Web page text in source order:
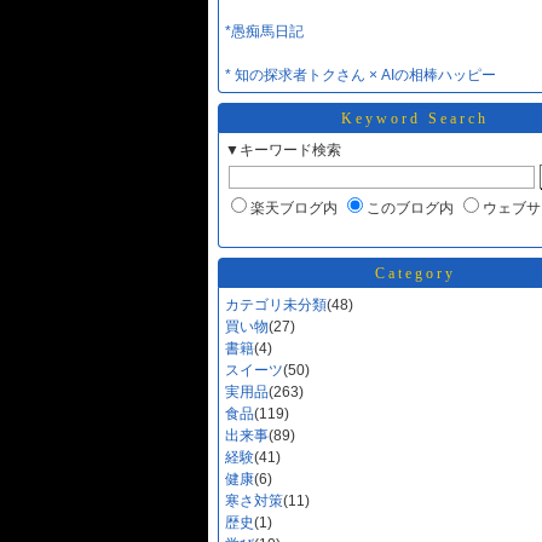
*愚痴馬日記
* 知の探求者トクさん × AIの相棒ハッピー
Keyword Search
▼キーワード検索
楽天ブログ内 このブログ内 ウェブ
Category
カテゴリ未分類(48)
買い物(27)
書籍(4)
スイーツ(50)
実用品(263)
食品(119)
出来事(89)
経験(41)
健康(6)
寒さ対策(11)
歴史(1)